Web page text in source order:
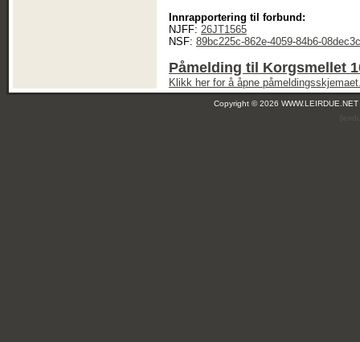
Innrapportering til forbund:
NJFF: 26JT1565
NSF: 89bc225c-862e-4059-84b6-
Påmelding til Korgsmellet
Klikk her for å åpne
Copyright © 2026